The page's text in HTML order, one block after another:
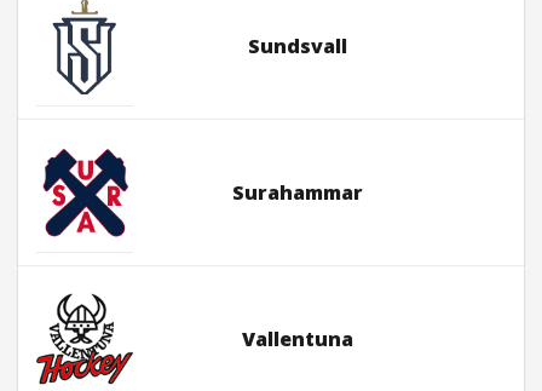
Sundsvall
Surahammar
Vallentuna